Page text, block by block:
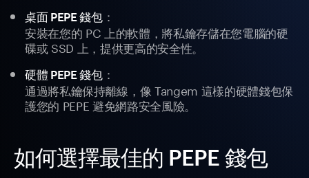
桌面 PEPE 錢包：
安裝在您的 PC 上的軟體，將私鑰存儲在您電腦的硬
碟或 SSD 上，提供更高的安全性。
硬體 PEPE 錢包：
通過將私鑰保持離線，像 Tangem 這樣的硬體錢包保
護您的 PEPE 避免網路安全風險。
如何選擇最佳的 PEPE 錢包